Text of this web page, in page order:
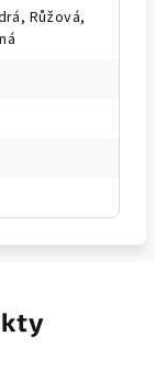
Růžová,